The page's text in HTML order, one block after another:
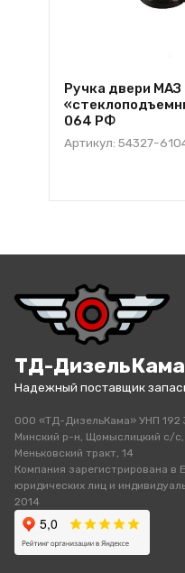
Ручка двери МАЗ
064 РФ
Артикул: 54327-
ТД-ДизельКама
Надежный поставщик
ООО «ТД-ДизельКама» УНП 192
Минский р-н, Щомыслицкий с/с,
Меньковский тракт, 14
Компания зарегистрирована в
юридических лиц и
2014